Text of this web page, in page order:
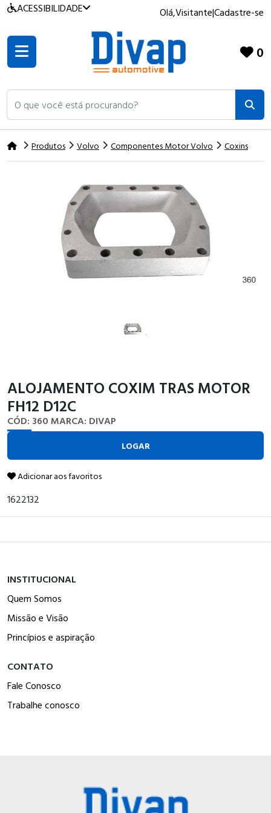
ACESSIBILIDADE Olá,Visitante|Cadastre-se
O que você está procurando?
0
Produtos Volvo Componentes Motor Volvo Coxins
ALOJAMENTO COXIM TRAS MOTOR
FH12 D12C
CÓD: 360 MARCA: DIVAP
LOGAR
Adicionar aos favoritos
1622132
INSTITUCIONAL
Quem Somos
Missão e Visão
Princípios e aspiração
CONTATO
Fale Conosco
Trabalhe conosco